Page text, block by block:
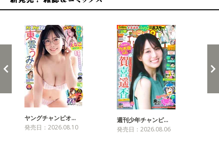
ヤングチャンピオ…
発売日：2026.08.10
週刊少年チャンピ…
発売日：2026.08.06